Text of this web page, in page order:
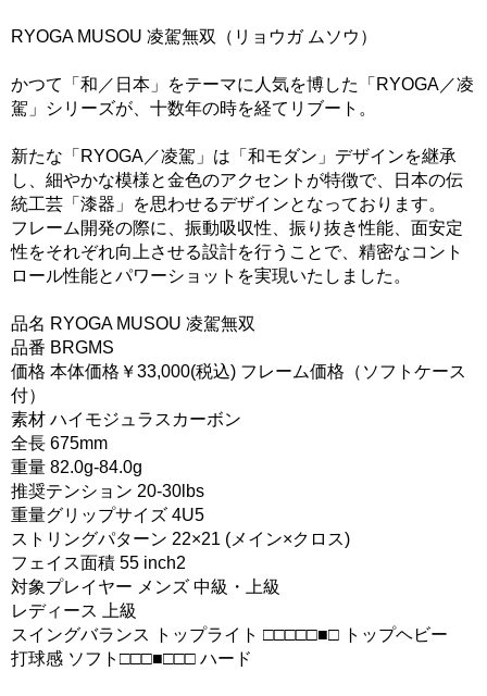
RYOGA MUSOU 凌駕無双（リョウガ ムソウ）
かつて「和／日本」をテーマに人気を博した「RYOGA／凌
駕」シリーズが、十数年の時を経てリブート。
新たな「RYOGA／凌駕」は「和モダン」デザインを継承
し、細やかな模様と金色のアクセントが特徴で、日本の伝
統工芸「漆器」を思わせるデザインとなっております。
フレーム開発の際に、振動吸収性、振り抜き性能、面安定
性をそれぞれ向上させる設計を行うことで、精密なコント
ロール性能とパワーショットを実現いたしました。
品名 RYOGA MUSOU 凌駕無双
品番 BRGMS
価格 本体価格￥33,000(税込) フレーム価格（ソフトケース
付）
素材 ハイモジュラスカーボン
全長 675mm
重量 82.0g-84.0g
推奨テンション 20-30lbs
重量グリップサイズ 4U5
ストリングパターン 22×21 (メイン×クロス)
フェイス面積 55 inch2
対象プレイヤー メンズ 中級・上級
レディース 上級
スイングバランス トップライト □□□□□■□ トップヘビー
打球感 ソフト□□□■□□□ ハード